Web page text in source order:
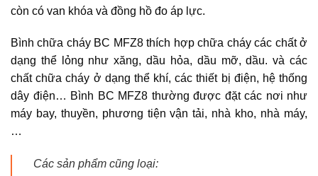
còn có van khóa và đồng hồ đo áp lực.
Bình chữa cháy BC MFZ8 thích hợp chữa cháy các chất ở
dạng thể lỏng như xăng, dầu hỏa, dầu mỡ, dầu. và các
chất chữa cháy ở dạng thể khí, các thiết bị điện, hệ thống
dây điện… Bình BC MFZ8 thường được đặt các nơi như
máy bay, thuyền, phương tiện vận tải, nhà kho, nhà máy,
…
Các sản phẩm cũng loại: